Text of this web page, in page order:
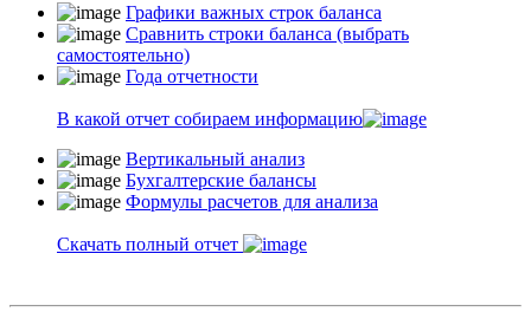
Графики важных строк баланса
Сравнить строки баланса (выбрать
самостоятельно)
Года отчетности
В какой отчет собираем информацию
Вертикальный анализ
Бухгалтерские балансы
Формулы расчетов для анализа
Скачать полный отчет